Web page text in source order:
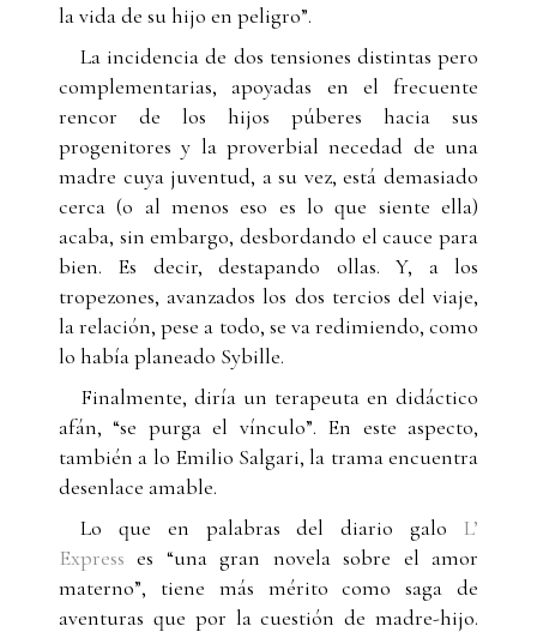
la vida de su hijo en peligro”.
La incidencia de dos tensiones distintas pero
complementarias, apoyadas en el frecuente
rencor de los hijos púberes hacia sus
progenitores y la proverbial necedad de una
madre cuya juventud, a su vez, está demasiado
cerca (o al menos eso es lo que siente ella)
acaba, sin embargo, desbordando el cauce para
bien. Es decir, destapando ollas. Y, a los
tropezones, avanzados los dos tercios del viaje,
la relación, pese a todo, se va redimiendo, como
lo había planeado Sybille.
Finalmente, diría un terapeuta en didáctico
afán, “se purga el vínculo”. En este aspecto,
también a lo Emilio Salgari, la trama encuentra
desenlace amable.
Lo que en palabras del diario galo L’
Express es “una gran novela sobre el amor
materno”, tiene más mérito como saga de
aventuras que por la cuestión de madre-hijo.